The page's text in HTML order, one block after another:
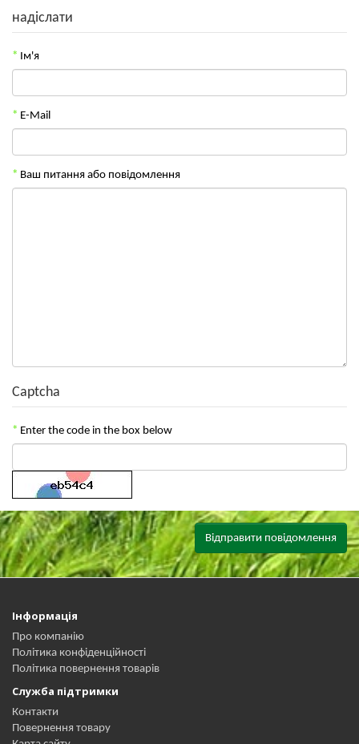
надіслати
Ім'я
E-Mail
Ваш питання або повідомлення
Captcha
Enter the code in the box below
Інформація
Про компанію
Політика конфіденційності
Політика повернення товарів
Служба підтримки
Контакти
Повернення товару